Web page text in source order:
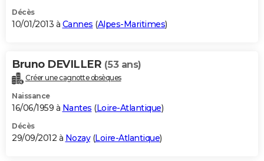
Décès
10/01/2013 à Cannes (Alpes-Maritimes)
Bruno DEVILLER (53 ans)
Créer une cagnotte obsèques
Naissance
16/06/1959 à Nantes (Loire-Atlantique)
Décès
29/09/2012 à Nozay(Loire-Atlantique)